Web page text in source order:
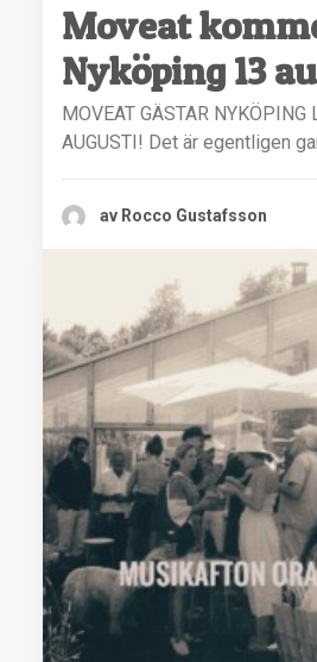
Moveat
Nyköping 13
MOVEAT GÄSTAR NYKÖPING
AUGUSTI! Det är egentligen
av Rocco Gustafsson